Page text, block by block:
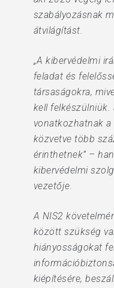
szabályozásnak
átvilágítást.
„A kibervédelmi
feladat és
társaságokra,
kell felkészülniük.
vonatkozhatnak a
közvetve több
érinthetnek” –
kibervédelmi
vezetője.
A NIS2
között szükség
hiányosságokat
kiépítésére,